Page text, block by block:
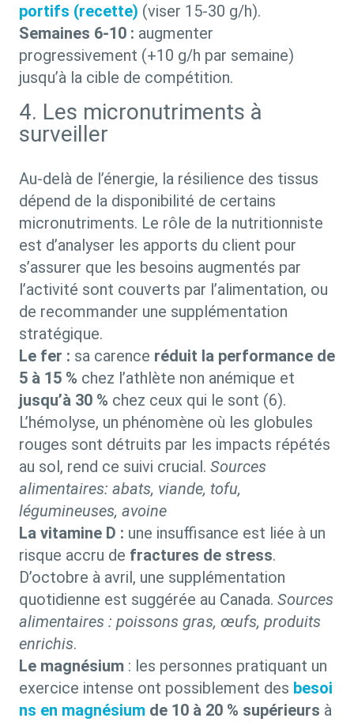
portifs (recette) (viser 15-30 g/h).
Semaines 6-10 : augmenter
progressivement (+10 g/h par semaine)
jusqu’à la cible de compétition.
4. Les micronutriments à
surveiller
Au-delà de l’énergie, la résilience des tissus
dépend de la disponibilité de certains
micronutriments. Le rôle de la nutritionniste
est d’analyser les apports du client pour
s’assurer que les besoins augmentés par
l’activité sont couverts par l’alimentation, ou
de recommander une supplémentation
stratégique.
Le fer : sa carence réduit la performance de
5 à 15 % chez l’athlète non anémique et
jusqu’à 30 % chez ceux qui le sont (6).
L’hémolyse, un phénomène où les globules
rouges sont détruits par les impacts répétés
au sol, rend ce suivi crucial. Sources
alimentaires: abats, viande, tofu,
légumineuses, avoine
La vitamine D : une insuffisance est liée à un
risque accru de fractures de stress.
D’octobre à avril, une supplémentation
quotidienne est suggérée au Canada. Sources
alimentaires : poissons gras, œufs, produits
enrichis.
Le magnésium : les personnes pratiquant un
exercice intense ont possiblement des besoi
ns en magnésium de 10 à 20 % supérieurs à